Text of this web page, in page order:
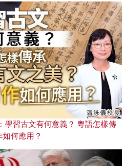
學習古文有何意義？ 粵語怎樣傳
何應用？